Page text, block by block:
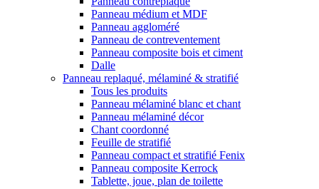
Panneau médium et MDF
Panneau aggloméré
Panneau de contreventement
Panneau composite bois et ciment
Dalle
Panneau replaqué, mélaminé & stratifié
Tous les produits
Panneau mélaminé blanc et chant
Panneau mélaminé décor
Chant coordonné
Feuille de stratifié
Panneau compact et stratifié Fenix
Panneau composite Kerrock
Tablette, joue, plan de toilette